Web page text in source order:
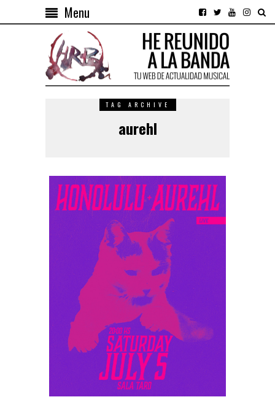
Menu
TAG ARCHIVE
aurehl